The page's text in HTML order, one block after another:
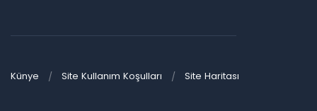
Künye Site Kullanım Koşulları Site Haritası